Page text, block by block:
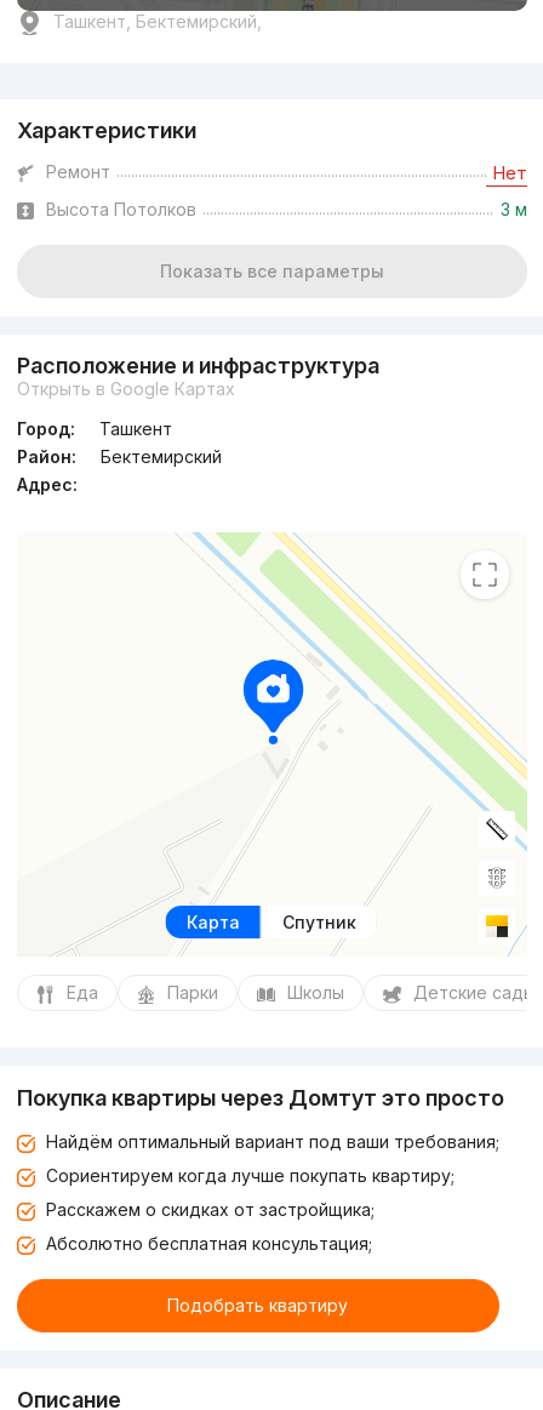
Ташкент, Бектемирский,
Характеристики
Ремонт Нет
Высота Потолков 3 м
Показать все параметры
Расположение и инфраструктура
Открыть в Google Картах
Город:
Ташкент
Район:
Бектемирский
Адрес:
Карта Спутник
Еда Парки Школы Детские сады
Покупка квартиры через Домтут это просто
Найдём оптимальный вариант под ваши требования;
Сориентируем когда лучше покупать квартиру;
Расскажем о скидках от застройщика;
Абсолютно бесплатная консультация;
Подобрать квартиру
Описание